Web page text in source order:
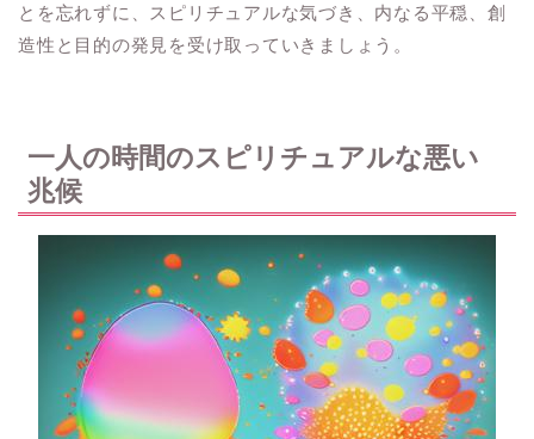
とを忘れずに、スピリチュアルな気づき、内なる平穏、創
造性と目的の発見を受け取っていきましょう。
一人の時間のスピリチュアルな悪い
兆候